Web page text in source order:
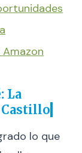
La
Castillo
lo que